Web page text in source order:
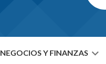
NEGOCIOS Y FINANZAS